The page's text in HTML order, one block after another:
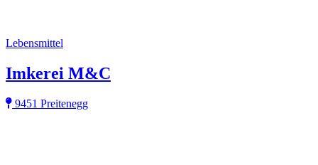
Lebensmittel
Imkerei M&C
9451 Preitenegg